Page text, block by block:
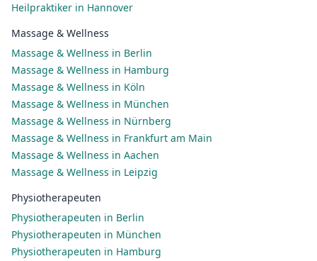
Heilpraktiker in Hannover
Massage & Wellness
Massage & Wellness in Berlin
Massage & Wellness in Hamburg
Massage & Wellness in Köln
Massage & Wellness in München
Massage & Wellness in Nürnberg
Massage & Wellness in Frankfurt am Main
Massage & Wellness in Aachen
Massage & Wellness in Leipzig
Physiotherapeuten
Physiotherapeuten in Berlin
Physiotherapeuten in München
Physiotherapeuten in Hamburg